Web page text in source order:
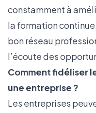
constamment à
la formation
bon réseau
l’écoute des
Comment fidéliser
une entreprise ?
Les entreprises